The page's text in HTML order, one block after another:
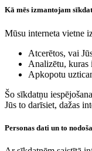
Kā mēs izmantojam
Mūsu interneta vietne
Atcerētos, vai
Analizētu, kuras
Apkopotu
Šo sīkdatņu
Jūs to darīsiet, dažas
Personas dati un to